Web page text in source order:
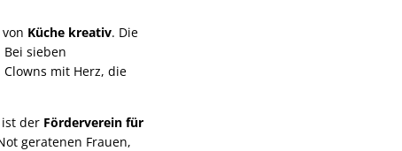
Küche kreativ. Die
sieben
mit Herz, die
der Förderverein für
geratenen Frauen,